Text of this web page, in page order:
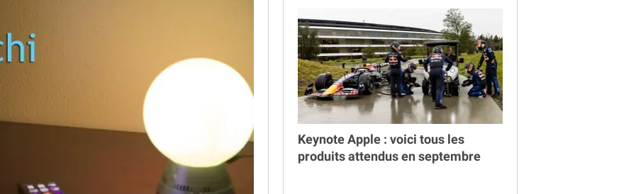
Keynote Apple : voici tous les
produits attendus en septembre